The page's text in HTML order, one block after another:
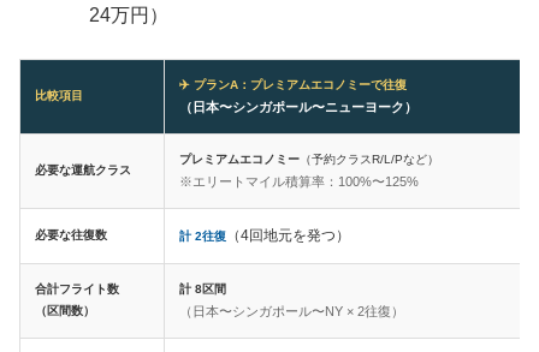
24万円）
比較項目
✈️ プランA：プレミアムエコノミーで往復
（日本〜シンガポール〜ニューヨーク）
必要な運航クラス
プレミアムエコノミー （予約クラスR/L/Pなど）
※エリートマイル積算率：100%〜125%
必要な往復数 計 2往復 （4回地元を発つ）
合計フライト数
（区間数）
計 8区間
（日本〜シンガポール〜NY × 2往復）